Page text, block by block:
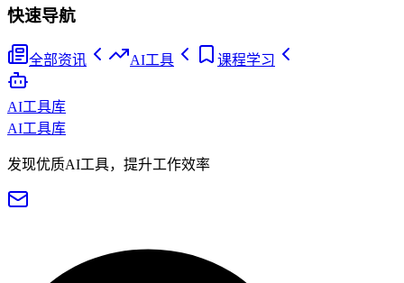
快速导航
全部资讯 AI工具 课程学习
AI工具库
AI工具库
发现优质AI工具，提升工作效率